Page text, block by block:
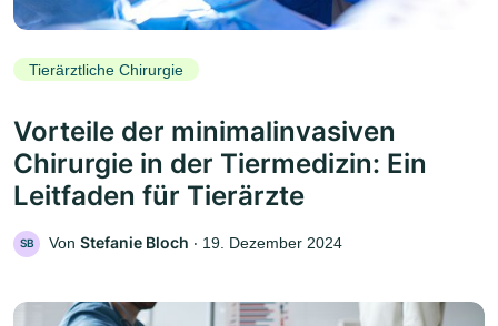
Tierärztliche Chirurgie
Vorteile der minimalinvasiven
Chirurgie in der Tiermedizin: Ein
Leitfaden für Tierärzte
SB Von Stefanie Bloch ‧ 19. Dezember 2024